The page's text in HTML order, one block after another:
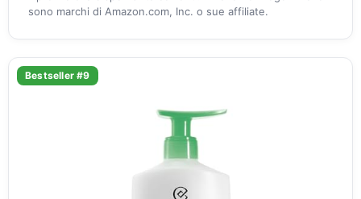
sono marchi di Amazon.com, Inc. o sue affiliate.
Bestseller #9